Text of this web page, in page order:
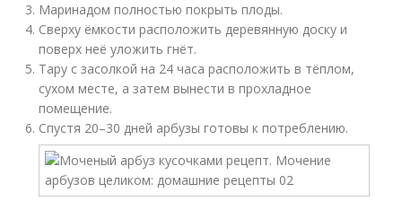
Маринадом полностью покрыть плоды.
Сверху ёмкости расположить деревянную доску и
поверх неё уложить гнёт.
Тару с засолкой на 24 часа расположить в тёплом,
сухом месте, а затем вынести в прохладное
помещение.
Спустя 20–30 дней арбузы готовы к потреблению.